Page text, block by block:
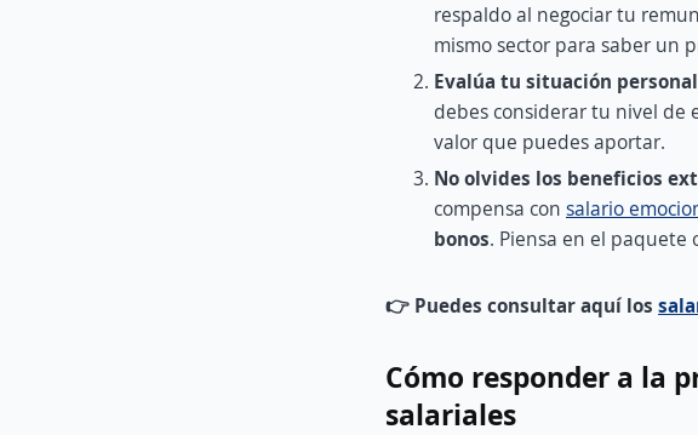
respaldo al negociar tu
mismo sector para saber un
Evalúa tu situación
debes considerar tu nivel de
valor que puedes aportar.
No olvides los beneficios
compensa con salario
bonos. Piensa en el paquete
👉 Puedes consultar aquí los
Cómo responder a la
salariales